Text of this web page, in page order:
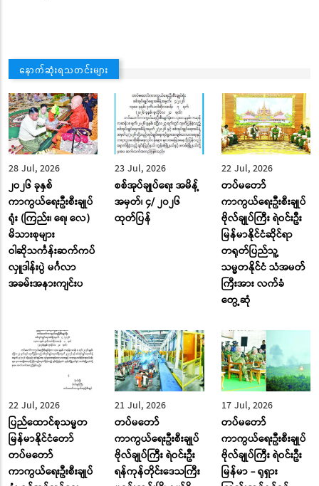
နောက်ဆုံးရသတင်းများ
28 Jul, 2026
၂ဝ၂၆ ခုနှစ်
ကာကွယ်ရေးဦးစီးချုပ်
ရုံး (ကြည်း၊ ရေ၊ လေ)
မိသားစုများ
ဝါဆိုသင်္ကန်းဆက်ကပ်
လှူဒါန်းပွဲ မင်္ဂလာ
အခမ်းအနားကျင်းပ
23 Jul, 2026
စစ်အုပ်ချုပ်ရေး အမိန့်
အမှတ်၊ ၄/ ၂၀၂၆
ထုတ်ပြန်
22 Jul, 2026
တပ်မတော်
ကာကွယ်ရေးဦးစီးချုပ်
ဗိုလ်ချုပ်ကြီး ရဲဝင်းဦး
မြန်မာနိုင်ငံဆိုင်ရာ
တရုတ်ပြည်သူ့
သမ္မတနိုင်ငံ သံအမတ်
ကြီးအား လက်ခံ
တွေ့ဆုံ
22 Jul, 2026
ပြည်ထောင်စုသမ္မတ
မြန်မာနိုင်ငံတော်
တပ်မတော်
ကာကွယ်ရေးဦးစီးချုပ်
21 Jul, 2026
တပ်မတော်
ကာကွယ်ရေးဦးစီးချုပ်
ဗိုလ်ချုပ်ကြီး ရဲဝင်းဦး
ရန်ကုန်တိုင်းဒေသကြီး
17 Jul, 2026
တပ်မတော်
ကာကွယ်ရေးဦးစီးချုပ်
ဗိုလ်ချုပ်ကြီး ရဲဝင်းဦး
မြန်မာ - ရုရှား